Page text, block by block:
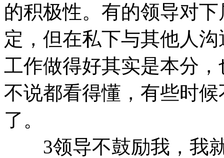
的积极性。有的领导对
定，但在私下与其他人
工作做得好其实是本分
不说都看得懂，有些时
了。
3领导不鼓励我，我